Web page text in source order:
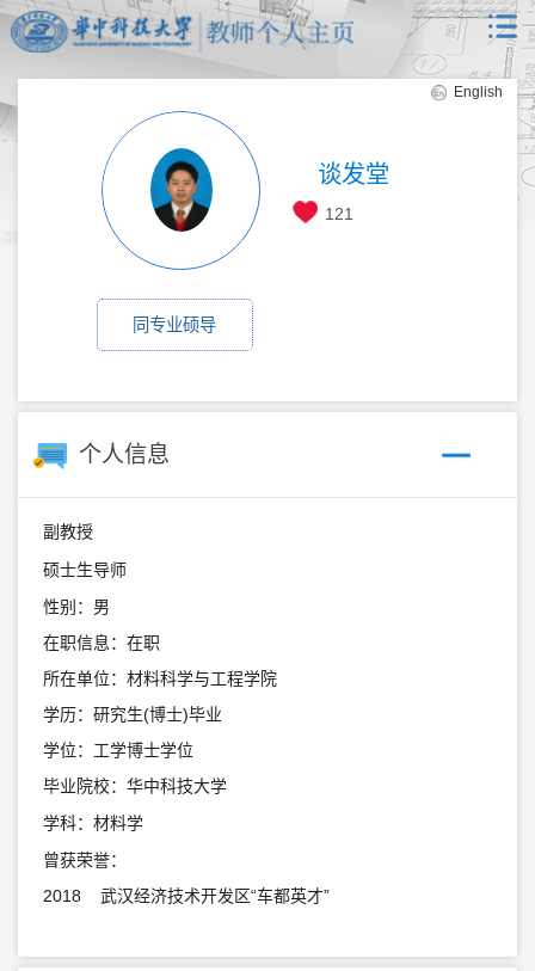
English
谈发堂
121
同专业硕导
个人信息
副教授
硕士生导师
性别：男
在职信息：在职
所在单位：材料科学与工程学院
学历：研究生(博士)毕业
学位：工学博士学位
毕业院校：华中科技大学
学科：材料学
曾获荣誉：
2018 武汉经济技术开发区“车都英才”